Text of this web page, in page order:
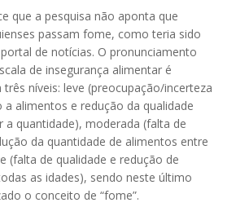
que a pesquisa não aponta que
passam fome, como teria sido
de notícias. O pronunciamento
de insegurança alimentar é
três níveis: leve (preocupação/incerteza
a alimentos e redução da qualidade
a quantidade), moderada (falta de
da quantidade de alimentos entre
(falta de qualidade e redução de
as idades), sendo neste último
o conceito de “fome”.